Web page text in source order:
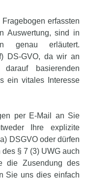
erfassten
Auswertung, sind in
genau erläutert.
DS-GVO, da wir an
basierenden
ein vitales Interesse
per E-Mail an Sie
Ihre explizite
DSGVO oder dürfen
§ 7 (3) UWG auch
die Zusendung des
Sie uns dies einfach